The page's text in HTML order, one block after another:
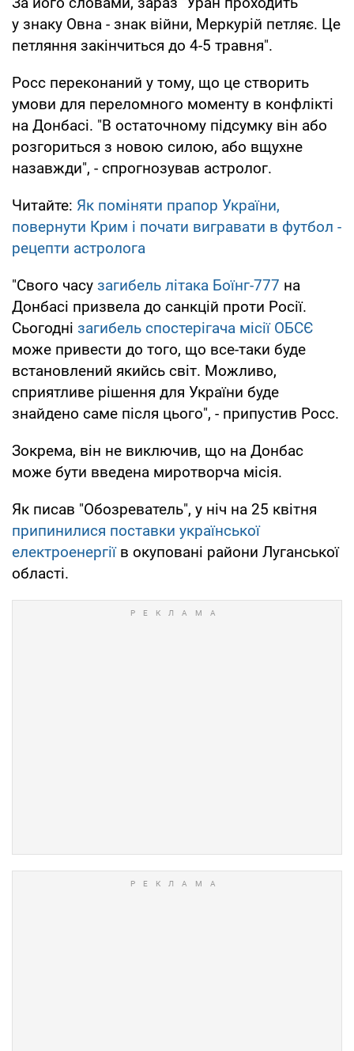
у знаку Овна - знак війни, Меркурій петляє. Це
петляння закінчиться до 4-5 травня".
Росс переконаний у тому, що це створить
умови для переломного моменту в конфлікті
на Донбасі. "В остаточному підсумку він або
розгориться з новою силою, або вщухне
назавжди", - спрогнозував астролог.
Читайте: Як поміняти прапор України,
повернути Крим і почати вигравати в футбол -
рецепти астролога
"Свого часу загибель літака Боїнг-777 на
Донбасі призвела до санкцій проти Росії.
Сьогодні загибель спостерігача місії ОБСЄ
може привести до того, що все-таки буде
встановлений якийсь світ. Можливо,
сприятливе рішення для України буде
знайдено саме після цього", - припустив Росс.
Зокрема, він не виключив, що на Донбас
може бути введена миротворча місія.
Як писав "Обозреватель", у ніч на 25 квітня
припинилися поставки української
електроенергіїв окуповані райони Луганської
області.